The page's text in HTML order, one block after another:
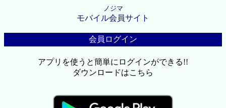
ノジマ
モバイル会員サイト
会員ログイン
アプリを使うと簡単にログインができる!!
ダウンロードはこちら